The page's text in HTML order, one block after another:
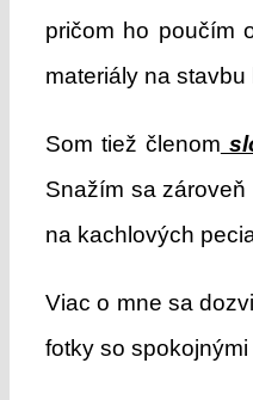
pričom ho poučím
materiály na
Som tiež členom
Snažím sa
na kachlových
Viac o mne sa
fotky so